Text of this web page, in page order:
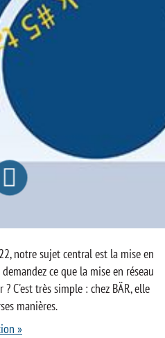
notre sujet central est la mise en
ce que la mise en réseau
C'est très simple : chez BÄR, elle
manières.
»